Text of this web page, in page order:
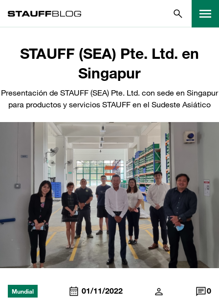
STAUFF (SEA) Pte. Ltd. en
Singapur
Presentación de STAUFF (SEA) Pte. Ltd. con sede en Singapur
para productos y servicios STAUFF en el Sudeste Asiático
Mundial 01/11/2022
0